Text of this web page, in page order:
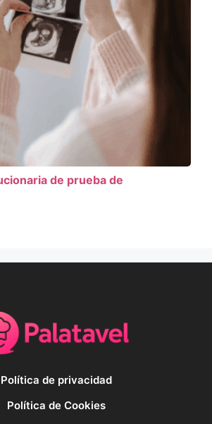
de prueba de
Política de privacidad
Política de Cookies